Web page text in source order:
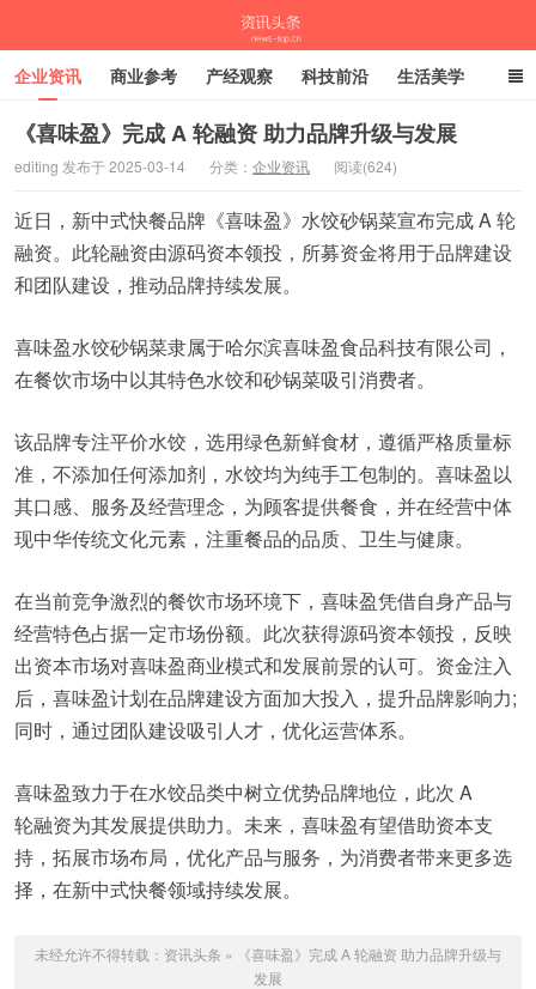
企业资讯 商业参考 产经观察 科技前沿 生活美学
时尚潮流 母婴亲子 专栏
《喜味盈》完成 A 轮融资 助力品牌升级与发展
editing 发布于 2025-03-14 分类： 企业资讯 阅读(624)
近日，新中式快餐品牌《喜味盈》水饺砂锅菜宣布完成 A 轮
融资。此轮融资由源码资本领投，所募资金将用于品牌建设
和团队建设，推动品牌持续发展。
喜味盈水饺砂锅菜隶属于哈尔滨喜味盈食品科技有限公司，
在餐饮市场中以其特色水饺和砂锅菜吸引消费者。
该品牌专注平价水饺，选用绿色新鲜食材，遵循严格质量标
准，不添加任何添加剂，水饺均为纯手工包制的。喜味盈以
其口感、服务及经营理念，为顾客提供餐食，并在经营中体
现中华传统文化元素，注重餐品的品质、卫生与健康。
在当前竞争激烈的餐饮市场环境下，喜味盈凭借自身产品与
经营特色占据一定市场份额。此次获得源码资本领投，反映
出资本市场对喜味盈商业模式和发展前景的认可。资金注入
后，喜味盈计划在品牌建设方面加大投入，提升品牌影响力;
同时，通过团队建设吸引人才，优化运营体系。
喜味盈致力于在水饺品类中树立优势品牌地位，此次 A
轮融资为其发展提供助力。未来，喜味盈有望借助资本支
持，拓展市场布局，优化产品与服务，为消费者带来更多选
择，在新中式快餐领域持续发展。
未经允许不得转载： 资讯头条 »
《喜味盈》完成 A 轮融资 助力品牌升级与
发展